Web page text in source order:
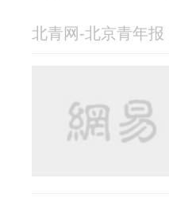
北青网-北京青年报